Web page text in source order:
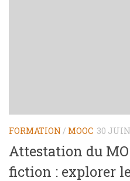
FORMATION / MOOC 30
Attestation du
fiction : explorer